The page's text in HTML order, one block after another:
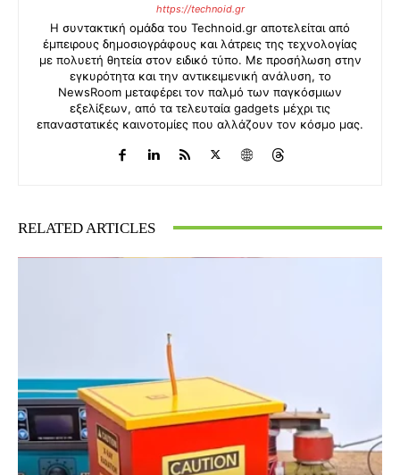
https://technoid.gr
Η συντακτική ομάδα του Technoid.gr αποτελείται από
έμπειρους δημοσιογράφους και λάτρεις της τεχνολογίας
με πολυετή θητεία στον ειδικό τύπο. Με προσήλωση στην
εγκυρότητα και την αντικειμενική ανάλυση, το
NewsRoom μεταφέρει τον παλμό των παγκόσμιων
εξελίξεων, από τα τελευταία gadgets μέχρι τις
επαναστατικές καινοτομίες που αλλάζουν τον κόσμο μας.
RELATED ARTICLES